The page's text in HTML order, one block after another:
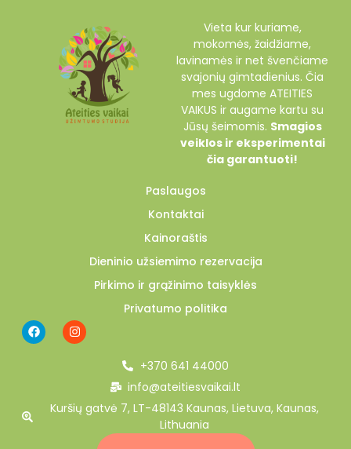
Vieta kur kuriame,
mokomės, žaidžiame,
lavinamės ir net švenčiame
svajonių gimtadienius. Čia
mes ugdome ATEITIES
VAIKUS ir augame kartu su
Jūsų šeimomis. Smagios
veiklos ir eksperimentai
čia garantuoti!
Paslaugos
Kontaktai
Kainoraštis
Dieninio užsiemimo rezervacija
Pirkimo ir grąžinimo taisyklės
Privatumo politika
+370 641 44000
info@ateitiesvaikai.lt
Kuršių gatvė 7, LT-48143 Kaunas, Lietuva, Kaunas,
Lithuania